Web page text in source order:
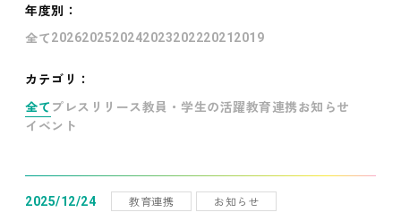
年度別 ：
全て202620252024202320222021 2019
カテゴリ：
全て プレスリリース教員・学生の活躍教育連携お知らせ
イベント
2025/12/24 教育連携 お知らせ